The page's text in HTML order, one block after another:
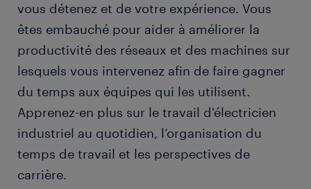
vous détenez et de votre expérience. Vous
êtes embauché pour aider à améliorer la
productivité des réseaux et des machines sur
lesquels vous intervenez afin de faire gagner
du temps aux équipes qui les utilisent.
Apprenez-en plus sur le travail d'électricien
industriel au quotidien, l’organisation du
temps de travail et les perspectives de
carrière.